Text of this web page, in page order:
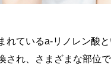
れているa-リノレン酸
され、さまざまな部位